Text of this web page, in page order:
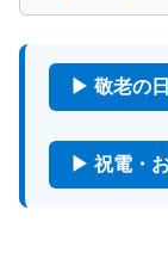
50代女性（
ました。
60代男性（
スタッフの
ね」と褒
▶ 敬老の
▶ 祝電・